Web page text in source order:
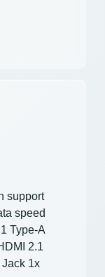
support
speed
Type-A
2.1
Jack 1x